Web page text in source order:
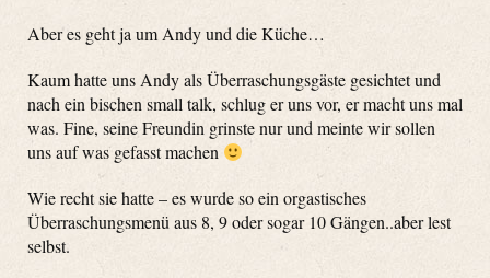
Aber es geht ja um Andy und die Küche…
Kaum hatte uns Andy als Überraschungsgäste gesichtet und
nach ein bischen small talk, schlug er uns vor, er macht uns mal
was. Fine, seine Freundin grinste nur und meinte wir sollen
uns auf was gefasst machen
Wie recht sie hatte – es wurde so ein orgastisches
Überraschungsmenü aus 8, 9 oder sogar 10 Gängen..aber lest
selbst.